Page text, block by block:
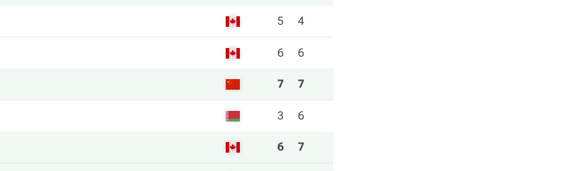
5 4
6 6
7 7
3 6
6 7